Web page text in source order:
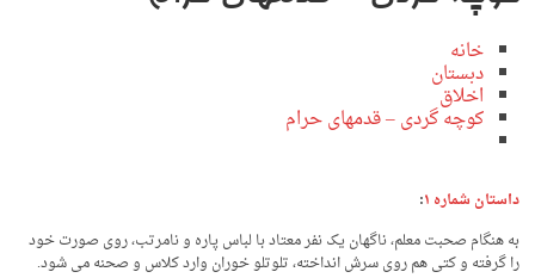
خانه
دبستان
اخلاق
کوچه گردی – قدمهای حرام
داستان شماره ۱ :
به هنگام صحبت معلم، ناگهان یک نفر معتاد با لباس پاره و نامرتب، روی صورت خود
را گرفته و کتی هم روی سرش انداخته، تلوتلو خوران وارد کلاس و صحنه می شود.